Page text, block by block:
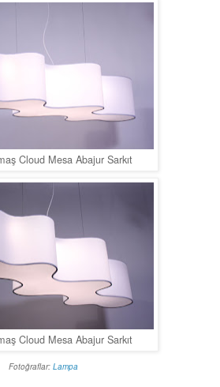
Cloud Mesa Abajur Sarkıt
Cloud Mesa Abajur Sarkıt
Fotoğraflar: Lampa